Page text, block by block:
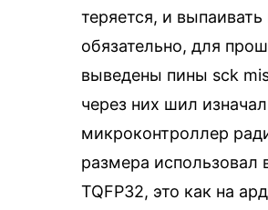
теряется, и выпаивать
обязательно, для
выведены пины sck
через них шил
микроконтроллер
размера использовал
TQFP32, это как на